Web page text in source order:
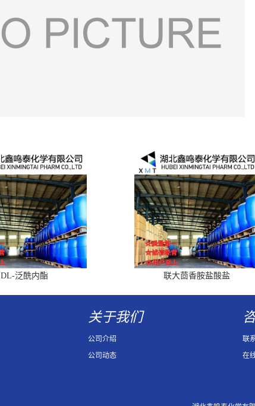
DL-泛酰内酯 联大茴香胺盐酸盐
关于我们
公司介绍
公司动态
联
在